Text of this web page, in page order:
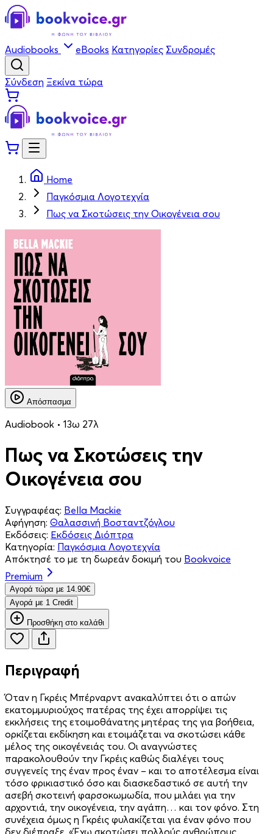
Audiobooks eBooks Κατηγορίες Συνδρομές
Σύνδεση Ξεκίνα τώρα
Home
Παγκόσμια Λογοτεχνία
Πως να Σκοτώσεις την Οικογένεια σου
Απόσπασμα
Audiobook • 13ω 27λ
Πως να Σκοτώσεις την
Οικογένεια σου
Συγγραφέας: Bella Mackie
Αφήγηση: Θαλασσινή Βοσταντζόγλου
Εκδόσεις: Εκδόσεις Διόπτρα
Κατηγορία: Παγκόσμια Λογοτεχνία
Απόκτησέ το με τη δωρεάν δοκιμή του Bookvoice
Premium
Aγορά τώρα με 14.90€
Aγορά με 1 Credit
Προσθήκη στο καλάθι
Περιγραφή
Όταν η Γκρέις Μπέρναρντ ανακαλύπτει ότι ο απών
εκατομμυριούχος πατέρας της έχει απορρίψει τις
εκκλήσεις της ετοιμοθάνατης μητέρας της για βοήθεια,
ορκίζεται εκδίκηση και ετοιμάζεται να σκοτώσει κάθε
μέλος της οικογένειάς του. Οι αναγνώστες
παρακολουθούν την Γκρέις καθώς διαλέγει τους
συγγενείς της έναν προς έναν – και το αποτέλεσμα είναι
τόσο φρικιαστικό όσο και διασκεδαστικό σε αυτή την
ασεβή σκοτεινή φαρσοκωμωδία, που μιλάει για την
αρχοντιά, την οικογένεια, την αγάπη… και τον φόνο. Στη
συνέχεια όμως η Γκρέις φυλακίζεται για έναν φόνο που
δεν διέπραξε. «Έχω σκοτώσει πολλούς ανθρώπους